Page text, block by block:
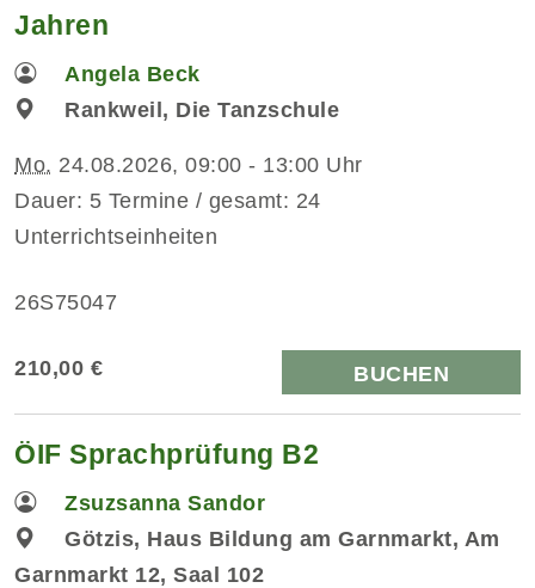
Jahren
Angela Beck
Rankweil, Die Tanzschule
Mo. 24.08.2026, 09:00 - 13:00 Uhr
Dauer: 5 Termine / gesamt: 24
Unterrichtseinheiten
26S75047
210,00 € BUCHEN
ÖIF Sprachprüfung B2
Zsuzsanna Sandor
Götzis, Haus Bildung am Garnmarkt, Am
Garnmarkt 12, Saal 102